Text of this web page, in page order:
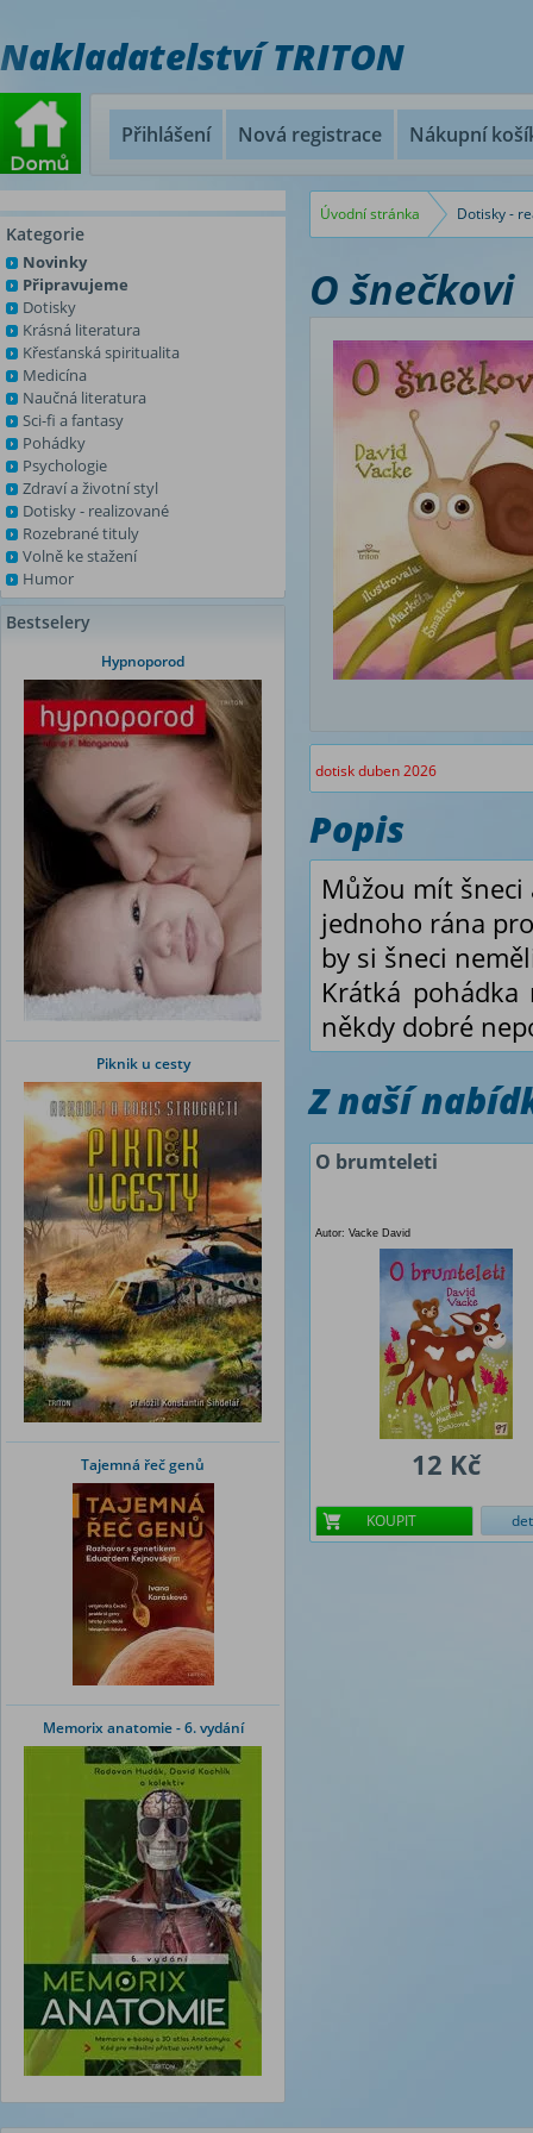
Nakladatelství TRITON
Přihlášení Nová registrace Nákupní
Kategorie
Novinky
Připravujeme
Dotisky
Krásná literatura
Křesťanská spiritualita
Medicína
Naučná literatura
Sci-fi a fantasy
Pohádky
Psychologie
Zdraví a životní styl
Dotisky - realizované
Rozebrané tituly
Volně ke stažení
Humor
Bestselery
Hypnoporod
Piknik u cesty
Tajemná řeč genů
Memorix anatomie - 6. vydání
Úvodní stránka Dotisky -
O šnečkovi
dotisk duben 2026
Popis
Můžou mít šneci
jednoho rána
by si šneci
Krátká
někdy dobré
Z naší
O brumteleti
Autor: Vacke David
12 Kč
KOUPIT